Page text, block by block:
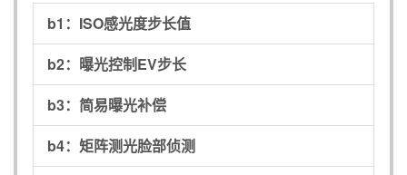
b1： ISO感光度步长值
b2： 曝光控制EV步长
b3： 简易曝光补偿
b4： 矩阵测光脸部侦测